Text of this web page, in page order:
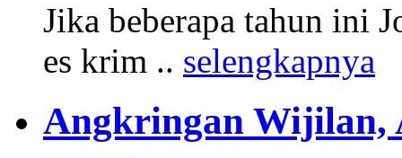
Jika beberapa tahun ini
es krim .. selengkapnya
Angkringan Wijilan,